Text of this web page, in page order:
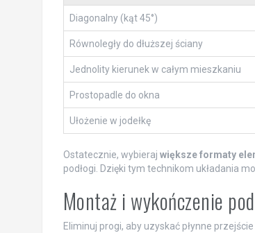
Diagonalny (kąt 45°)
Równoległy do dłuższej ściany
Jednolity kierunek w całym mieszkaniu
Prostopadle do okna
Ułożenie w jodełkę
Ostatecznie, wybieraj większe formaty
podłogi. Dzięki tym technikom układania
Montaż i wykończenie
Eliminuj progi, aby uzyskać płynne